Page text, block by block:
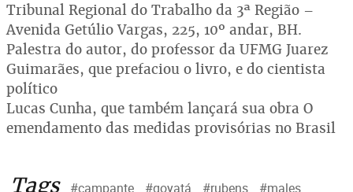
Tribunal Regional do Trabalho da 3ª Região –
Avenida Getúlio Vargas, 225, 10º andar, BH.
Palestra do autor, do professor da UFMG Juarez
Guimarães, que prefaciou o livro, e do cientista
político
Lucas Cunha, que também lançará sua obra O
emendamento das medidas provisórias no Brasil
Tags #campante #goyatá #rubens
#males